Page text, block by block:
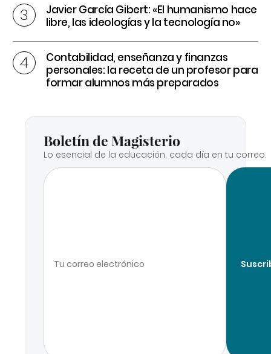
Javier García Gibert: «El humanismo hace
libre, las ideologías y la tecnología no»
Contabilidad, enseñanza y finanzas
personales: la receta de un profesor para
formar alumnos más preparados
Boletín de Magisterio
Lo esencial de la educación, cada día en tu correo.